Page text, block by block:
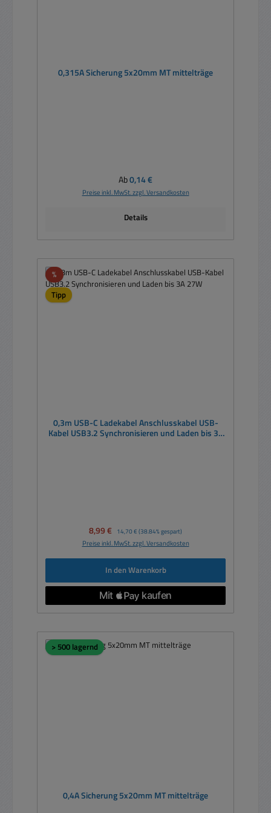
0,315A Sicherung 5x20mm MT mittelträge
Regulärer Preis:
Ab0,14 €
Preise inkl. MwSt. zzgl. Versandkosten
Details
%Rabatt
Tipp
0,3m USB-C Ladekabel Anschlusskabel USB-
Kabel USB3.2 Synchronisieren und Laden bis 3A
Verkaufspreis:
8,99 € Regulärer Preis:
14,70 € (38.84% gespart)
Preise inkl. MwSt. zzgl. Versandkosten
In den Warenkorb
> 500 lagernd
0,4A Sicherung 5x20mm MT mittelträge